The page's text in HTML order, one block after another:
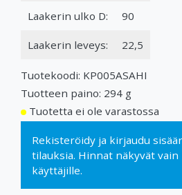
Laakerin ulko D: 90
Laakerin leveys: 22,5
Tuotekoodi: KP005ASAHI
Tuotteen paino: 294 g
Tuotetta ei ole varastossa
Rekisteröidy ja kirjaudu
tilauksia. Hinnat näkyvät
käyttäjille.